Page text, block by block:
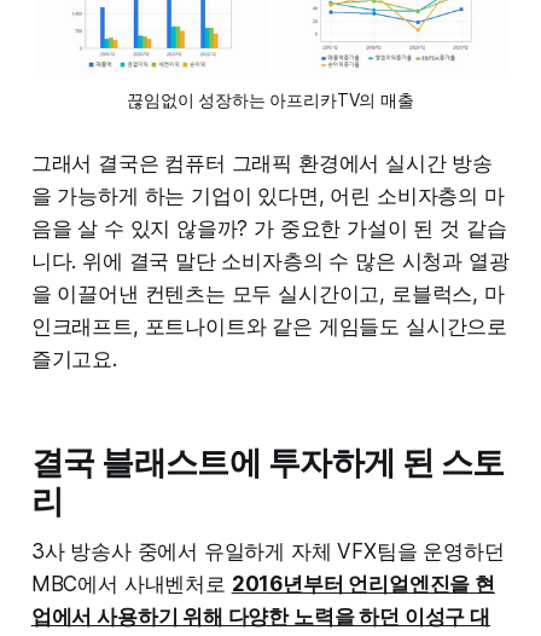
끊임없이 성장하는 아프리카TV의 매출
그래서 결국은 컴퓨터 그래픽 환경에서 실시간 방송
을 가능하게 하는 기업이 있다면, 어린 소비자층의 마
음을 살 수 있지 않을까? 가 중요한 가설이 된 것 같습
니다. 위에 결국 말단 소비자층의 수 많은 시청과 열광
을 이끌어낸 컨텐츠는 모두 실시간이고, 로블럭스, 마
인크래프트, 포트나이트와 같은 게임들도 실시간으로
즐기고요.
결국 블래스트에 투자하게 된 스토
리
3사 방송사 중에서 유일하게 자체 VFX팀을 운영하던
MBC에서 사내벤처로 2016년부터 언리얼엔진을 현
업에서 사용하기 위해 다양한 노력을 하던 이성구 대